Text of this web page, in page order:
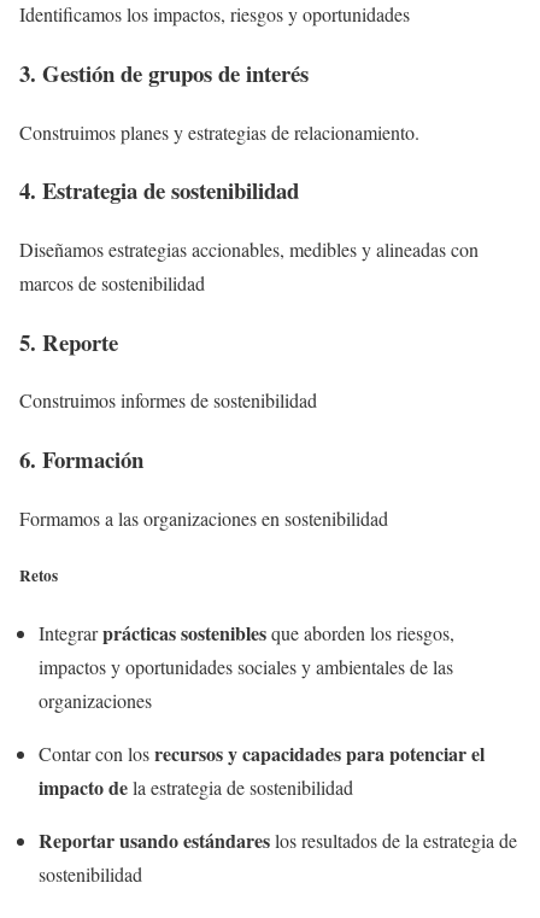
Identificamos los impactos, riesgos y oportunidades
3. Gestión de grupos de interés​
Construimos planes y estrategias de relacionamiento.​
4. Estrategia de sostenibilidad​
Diseñamos estrategias accionables, medibles y alineadas con
marcos de sostenibilidad
5. Reporte​
Construimos informes de sostenibilidad
6. Formación
Formamos a las organizaciones en sostenibilidad
Retos
Integrarprácticas sosteniblesque aborden los riesgos,
impactos y oportunidades sociales y ambientales de las
organizaciones
Contar con losrecursos y capacidades para potenciar el
impacto dela estrategia de sostenibilidad
Reportar usando estándareslos resultados de la estrategia de
sostenibilidad